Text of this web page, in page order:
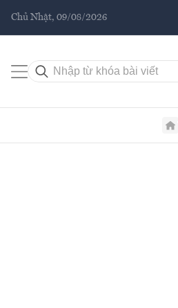
Chủ Nhật, 09/08/2026